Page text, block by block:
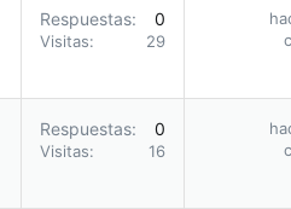
Respuestas 0
Visitas 29
Respuestas 0
Visitas 16